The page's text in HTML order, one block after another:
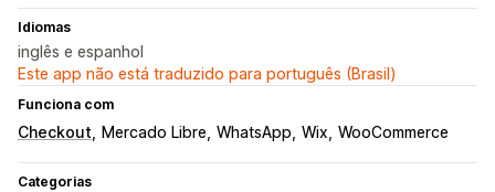
Idiomas
inglês e espanhol
Este app não está traduzido para português (Brasil)
Funciona com
Checkout Mercado Libre WhatsApp Wix WooCommerce
Categorias